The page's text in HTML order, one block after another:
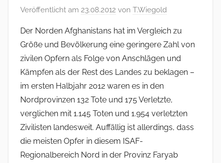
Veröffentlicht am 23.08.2012 von T.Wiegold
Der Norden Afghanistans hat im Vergleich zu
Größe und Bevölkerung eine geringere Zahl von
zivilen Opfern als Folge von Anschlägen und
Kämpfen als der Rest des Landes zu beklagen –
im ersten Halbjahr 2012 waren es in den
Nordprovinzen 132 Tote und 175 Verletzte,
verglichen mit 1.145 Toten und 1.954 verletzten
Zivilisten landesweit. Auffällig ist allerdings, dass
die meisten Opfer in diesem ISAF-
Regionalbereich Nord in der Provinz Faryab